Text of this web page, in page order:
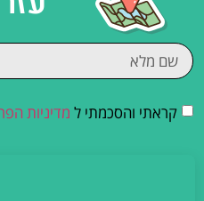
קראתי והסכמתי ל מדיניות